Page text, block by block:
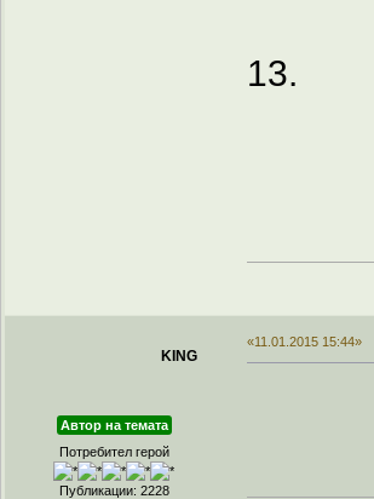
13.
KING
Автор на темата
Потребител герой
Публикации: 2228
«11.01.2015 15:44»